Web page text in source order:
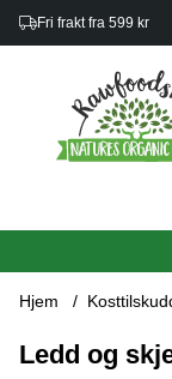
Fri frakt fra 599 kr
Hjem
Ledd og